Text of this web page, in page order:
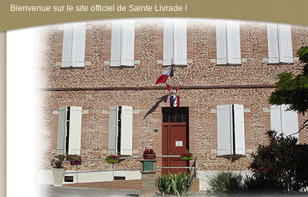
Bienvenue sur le site officiel de Sainte Livrade !